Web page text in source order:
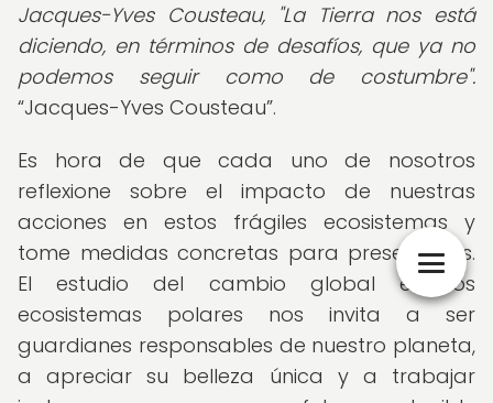
Jacques-Yves Cousteau, "La Tierra nos está
diciendo, en términos de desafíos, que ya no
podemos seguir como de costumbre".
Jacques-Yves Cousteau .
Es hora de que cada uno de nosotros
reflexione sobre el impacto de nuestras
acciones en estos frágiles ecosistemas y
tome medidas concretas para preservarlos.
El estudio del cambio global en los
ecosistemas polares nos invita a ser
guardianes responsables de nuestro planeta,
a apreciar su belleza única y a trabajar